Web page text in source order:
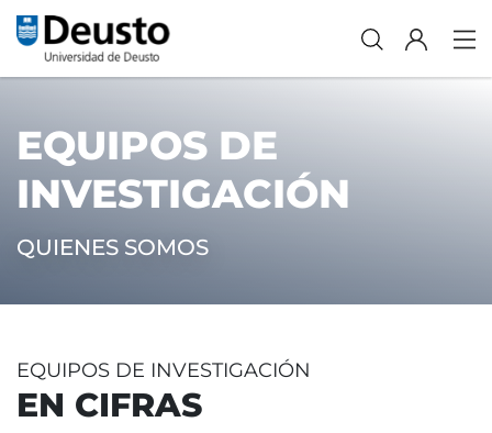
EQUIPOS DE
INVESTIGACIÓN
QUIENES SOMOS
EQUIPOS DE INVESTIGACIÓN
EN CIFRAS